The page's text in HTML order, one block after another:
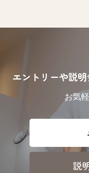
エントリーや説
お気
説